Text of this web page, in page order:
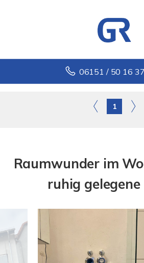
06151 / 50 16
1
Raumwunder im
ruhig gelegene